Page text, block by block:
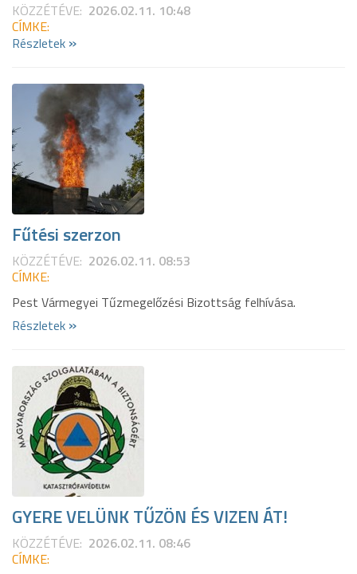
KÖZZÉTÉVE: 2026.02.11. 10:48
CÍMKE:
Részletek »
Fűtési szerzon
KÖZZÉTÉVE: 2026.02.11. 08:53
CÍMKE:
Pest Vármegyei Tűzmegelőzési Bizottság felhívása.
Részletek »
GYERE VELÜNK TŰZÖN ÉS VIZEN ÁT!
KÖZZÉTÉVE: 2026.02.11. 08:46
CÍMKE: